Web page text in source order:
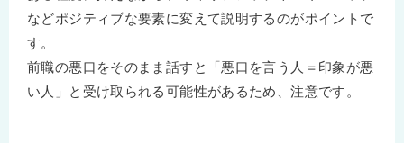
などポジティブな要素に変えて説明するのがポイントで
す。
前職の悪口をそのまま話すと「悪口を言う人＝印象が悪
い人」と受け取られる可能性があるため、注意です。